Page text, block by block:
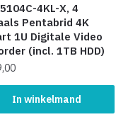
4KL-X, 4
Pentabrid 4K
1U Digitale Video
(incl. 1TB HDD)
In winkelmand